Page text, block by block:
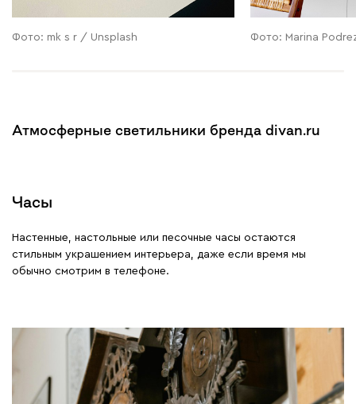
Фото: mk s r / Unsplash Фото: Marina
Атмосферные светильники бренда divan.ru
Часы
Настенные, настольные или песочные часы остаются
стильным украшением интерьера, даже если время мы
обычно смотрим в телефоне.